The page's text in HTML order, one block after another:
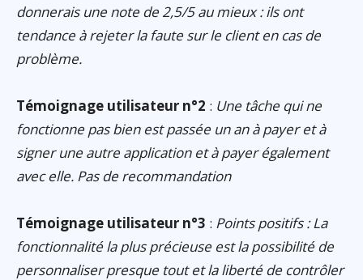
donnerais une note de 2,5/5 au mieux : ils ont
tendance à rejeter la faute sur le client en cas de
problème.
Témoignage utilisateur n°2 : Une tâche qui ne
fonctionne pas bien est passée un an à payer et à
signer une autre application et à payer également
avec elle. Pas de recommandation
Témoignage utilisateur n°3 : Points positifs : La
fonctionnalité la plus précieuse est la possibilité de
personnaliser presque tout et la liberté de contrôler